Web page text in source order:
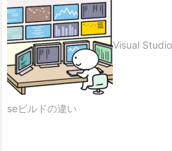
Visual
seビルドの違い